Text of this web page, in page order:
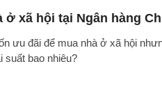
ở xã hội tại Ngân hàng
ưu đãi để mua nhà ở xã hội
suất bao nhiêu?